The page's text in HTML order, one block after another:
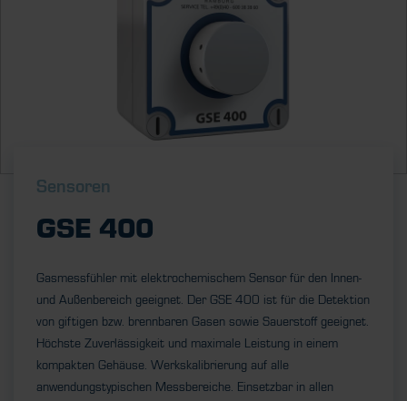
Sensoren
GSE 400
Gasmessfühler mit elektrochemischem Sensor für den Innen-
und Außenbereich geeignet. Der GSE 400 ist für die Detektion
von giftigen bzw. brennbaren Gasen sowie Sauerstoff geeignet.
Höchste Zuverlässigkeit und maximale Leistung in einem
kompakten Gehäuse. Werkskalibrierung auf alle
anwendungstypischen Messbereiche. Einsetzbar in allen